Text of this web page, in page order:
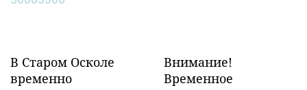
В Старом Осколе
временно
Внимание!
Временное